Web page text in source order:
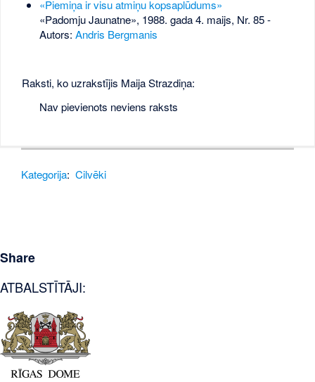
«Piemiņa ir visu atmiņu kopsaplūdums»
«Padomju Jaunatne», 1988. gada 4. maijs, Nr. 85-
Autors: Andris Bergmanis
Raksti, ko uzrakstījis Maija Strazdiņa:
Nav pievienots neviens raksts
Kategorija: Cilvēki
Share
ATBALSTĪTĀJI: